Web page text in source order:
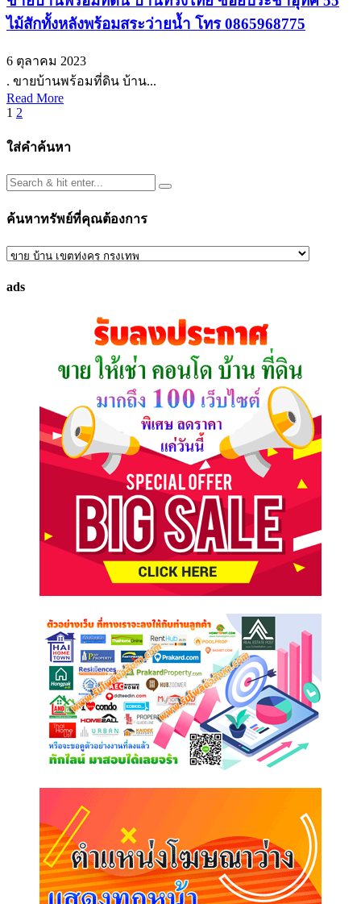
ไม้สักทั้งหลังพร้อมสระว่ายน้ำ โทร 0865968775
6 ตุลาคม 2023
. ขายบ้านพร้อมที่ดิน บ้าน...
Read More
Posts
pagination
1 2
ใส่คำค้นหา
ค้นหาทรัพย์ที่คุณต้องการ
ค้นหา
ที่
ads